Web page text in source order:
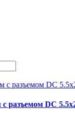
разъемом DC